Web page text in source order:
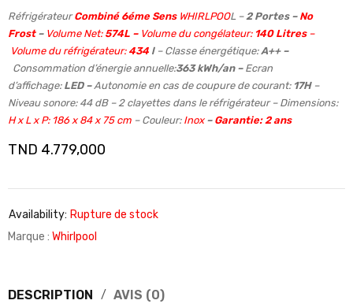
RéfrigérateurCombiné 6éme Sens WHIRLPOOL –2 Portes– No
Frost – Volume Net:574L – Volume du congélateur: 140 Litres–
Volume du réfrigérateur: 434 l– Classe énergétique:A++–
Consommation d’énergie annuelle:363 kWh/an – Ecran
d’affichage: LED –Autonomie en cas de coupure de courant: 17H–
Niveau sonore: 44 dB – 2 clayettes dans le réfrigérateur – Dimensions:
H x L x P: 186 x 84 x 75 cm – Couleur: Inox – Garantie: 2 ans
TND 4.779,000
Availability: Rupture de stock
Marque : Whirlpool
DESCRIPTION AVIS (0)